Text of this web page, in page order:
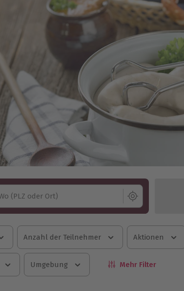
(PLZ oder Ort)
Anzahl der Teilnehmer Aktionen
Umgebung Mehr Filter